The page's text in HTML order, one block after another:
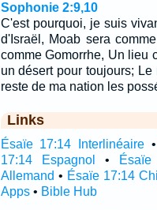
Sophonie 2:9,10
C'est pourquoi, je suis
d'Israël, Moab sera
comme Gomorrhe, Un lieu
un désert pour toujours;
reste de ma nation les
Links
Ésaïe 17:14 Interlinéaire•
17:14 Espagnol
•
Allemand • Ésaïe 17:14
Apps• Bible Hub